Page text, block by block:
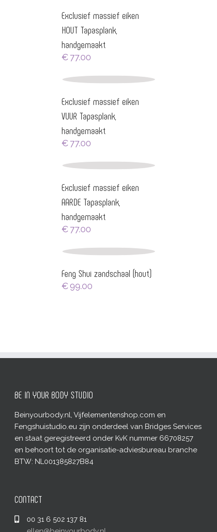
Exclusief massief eiken
HOUT Tapasplank,
handgemaakt
€ 77.00
Exclusief massief eiken
VUUR Tapasplank,
handgemaakt
€ 77.00
Exclusief massief eiken
AARDE Tapasplank,
handgemaakt
€ 77.00
Feng Shui zandschaal (hout)
€99.00
BE IN YOUR BODY STUDIO
Beinyourbody.nl, Vijfelementenshop.com en
Fengshuistudio.eu zijn onderdeel van Bridges Services
en staat geregistreerd onder KvK nummer 66708257
en behoort tot de organisatie-adviesbureau branche
BTW: NL001385827B84
CONTACT
00 31 6 502 137 81